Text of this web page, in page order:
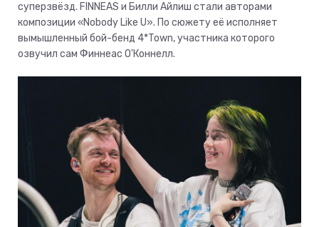
суперзвёзд. FINNEAS и Билли Айлиш стали авторами
композиции «Nobody Like U». По сюжету её исполняет
вымышленный бой-бенд 4*Town, участника которого
озвучил сам Финнеас О'Коннелл.